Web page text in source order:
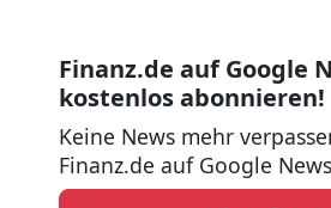
Finanz.de auf Google
kostenlos abonnieren!
Keine News mehr
Finanz.de auf Google